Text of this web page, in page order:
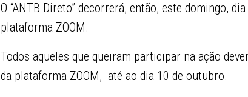
O “ANTB Direto” decorrerá, então, este domingo,
plataforma ZOOM.
Todos aqueles que queiram participar na ação
da plataforma ZOOM, até ao dia 10 de outubro.